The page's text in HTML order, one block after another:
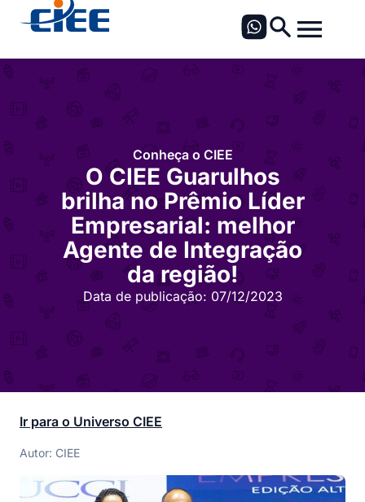
Conheça o CIEE
O CIEE Guarulhos
brilha no Prêmio Líder
Empresarial: melhor
Agente de Integração
da região!
Data de publicação: 07/12/2023
Ir para o Universo CIEE
Autor: CIEE